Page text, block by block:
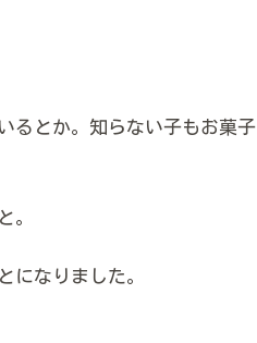
るとか。知らない子もお菓子
。
になりました。